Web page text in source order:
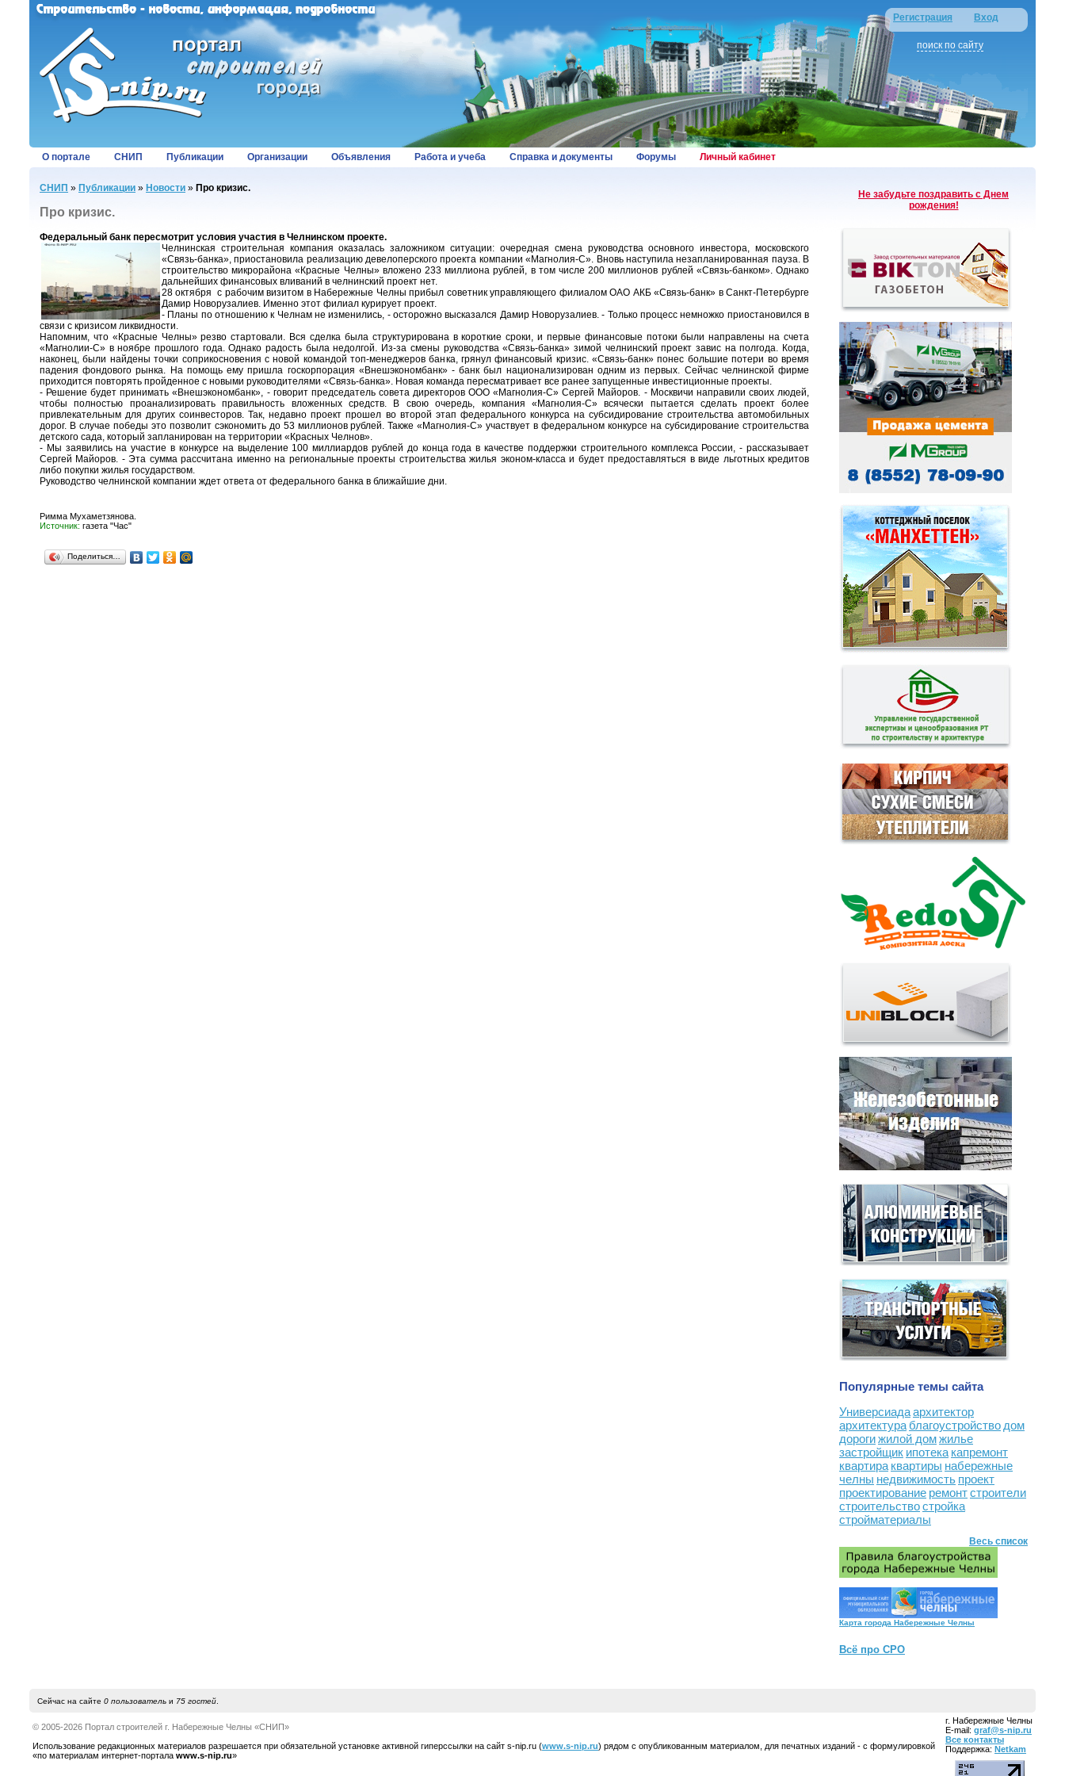
Регистрация Вход
поиск по сайту
О портале СНИП Публикации Организации Объявления Работа и учеба Справка и документы Форумы Личный кабинет
СНИП » Публикации » Новости » Про кризис.
Про кризис.
Федеральный банк пересмотрит условия участия в Челнинском проекте.
Челнинская строительная компания оказалась заложником ситуации: очередная смена руководства основного инвестора, московского
«Связь-банка», приостановила реализацию девелоперского проекта компании «Магнолия-С». Вновь наступила незапланированная пауза. В
строительство микрорайона «Красные Челны» вложено 233 миллиона рублей, в том числе 200 миллионов рублей «Связь-банком». Однако
дальнейших финансовых вливаний в челнинский проект нет.
28 октября с рабочим визитом в Набережные Челны прибыл советник управляющего филиалом ОАО АКБ «Связь-банк» в Санкт-Петербурге
Дамир Новорузалиев. Именно этот филиал курирует проект.
- Планы по отношению к Челнам не изменились, - осторожно высказался Дамир Новорузалиев. - Только процесс немножко приостановился в
связи с кризисом ликвидности.
Напомним, что «Красные Челны» резво стартовали. Вся сделка была структурирована в короткие сроки, и первые финансовые потоки были направлены на счета
«Магнолии-С» в ноябре прошлого года. Однако радость была недолгой. Из-за смены руководства «Связь-банка» зимой челнинский проект завис на полгода. Когда,
наконец, были найдены точки соприкосновения с новой командой топ-менеджеров банка, грянул финансовый кризис. «Связь-банк» понес большие потери во время
падения фондового рынка. На помощь ему пришла госкорпорация «Внешэкономбанк» - банк был национализирован одним из первых. Сейчас челнинской фирме
приходится повторять пройденное с новыми руководителями «Связь-банка». Новая команда пересматривает все ранее запущенные инвестиционные проекты.
- Решение будет принимать «Внешэкономбанк», - говорит председатель совета директоров ООО «Магнолия-С» Сергей Майоров. - Москвичи направили своих людей,
чтобы полностью проанализировать правильность вложенных средств. В свою очередь, компания «Магнолия-С» всячески пытается сделать проект более
привлекательным для других соинвесторов. Так, недавно проект прошел во второй этап федерального конкурса на субсидирование строительства автомобильных
дорог. В случае победы это позволит сэкономить до 53 миллионов рублей. Также «Магнолия-С» участвует в федеральном конкурсе на субсидирование строительства
детского сада, который запланирован на территории «Красных Челнов».
- Мы заявились на участие в конкурсе на выделение 100 миллиардов рублей до конца года в качестве поддержки строительного комплекса России, - рассказывает
Сергей Майоров. - Эта сумма рассчитана именно на региональные проекты строительства жилья эконом-класса и будет предоставляться в виде льготных кредитов
либо покупки жилья государством.
Руководство челнинской компании ждет ответа от федерального банка в ближайшие дни.
Римма Мухаметзянова.
Источник: газета "Час"
Поделиться…
Не забудьте поздравить с Днем
рождения!
Популярные темы сайта
Универсиадаархитектор
архитектура благоустройство дом
дорогижилой домжилье
застройщик ипотека капремонт
квартира квартиры набережные
челны недвижимость проект
проектирование ремонтстроители
строительствостройка
стройматериалы
Весь список
Карта города Набережные Челны
Всё про СРО
Сейчас на сайте 0 пользовательи 75 гостей.
© 2005-2026 Портал строителей г. Набережные Челны «СНИП»
Использование редакционных материалов разрешается при обязательной установке активной гиперссылки на сайт s-nip.ru (www.s-nip.ru) рядом с опубликованным материалом, для печатных изданий - с формулировкой
«по материалам интернет-портала www.s-nip.ru»
г. Набережные Челны
E-mail: graf@s-nip.ru
Все контакты
Поддержка: Netkam